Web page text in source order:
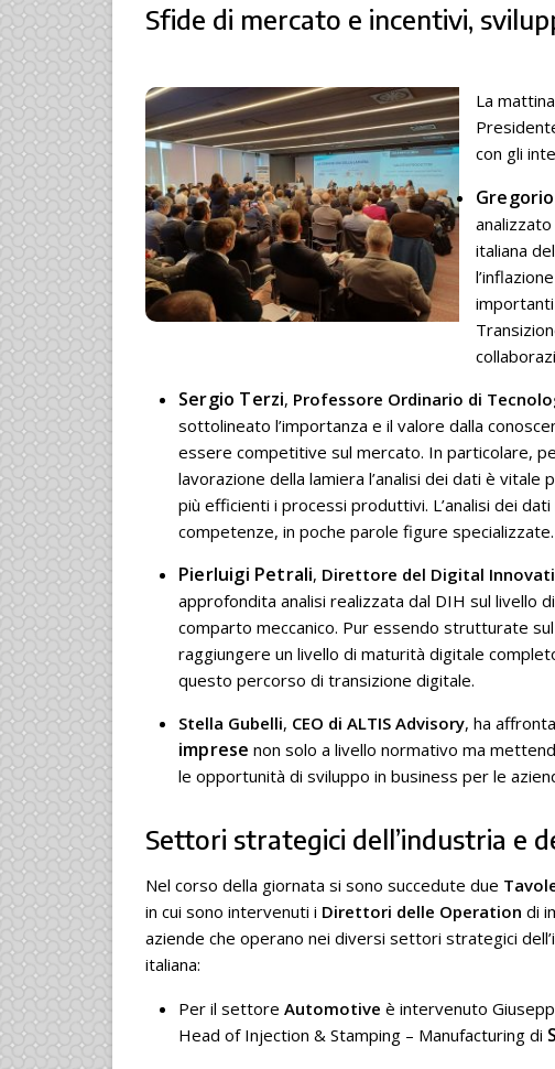
Sfide di mercato e incentivi,
La
con gli
italiana
Sergio Terzi, Professore Ordinario di
sottolineato l’importanza e il valore dalla
essere competitive sul mercato. In particolare,
lavorazione della lamiera l’analisi dei dati è
più efficienti i processi produttivi. L’analisi dei
competenze, in poche parole figure specializzate.
Pierluigi Petrali, Direttore del Digital
approfondita analisi realizzata dal DIH sul livello
comparto meccanico. Pur essendo strutturate
raggiungere un livello di maturità digitale
questo percorso di transizione digitale.
Stella Gubelli, CEO di ALTIS Advisory, ha
imprese non solo a livello normativo ma
le opportunità di sviluppo in business per le
Settori strategici dell’industria e
Nel corso della giornata si sono succedute due
in cui sono intervenuti i Direttori delle Operation di
aziende che operano nei diversi settori strategici
italiana:
Per il settore Automotive è intervenuto
Head of Injection & Stamping – Manufacturing di